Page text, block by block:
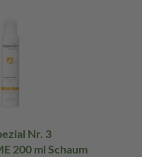
Nr. 3
200 ml Schaum